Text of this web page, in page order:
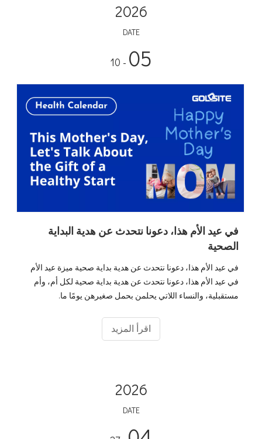
2026
DATE
05
- 10
في عيد الأم هذا، دعونا نتحدث عن هدية البداية
الصحية
في عيد الأم هذا، دعونا نتحدث عن هدية بداية صحية ميزة عيد الأم
في عيد الأم هذا، دعونا نتحدث عن هدية بداية صحية لكل أم، وأم
مستقبلية، والنساء اللاتي يحلمن بحمل صغيرهن يومًا ما.
اقرأ المزيد
2026
DATE